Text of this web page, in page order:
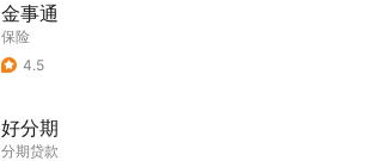
金事通
保险
4.5
好分期
分期贷款